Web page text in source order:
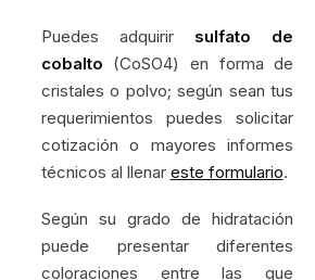
Puedes adquirir sulfato de
cobalto (CoSO4) en forma de
cristales o polvo; según sean tus
requerimientos puedes solicitar
cotización o mayores informes
técnicos al llenar este formulario.
Según su grado de hidratación
puede presentar diferentes
coloraciones entre las que